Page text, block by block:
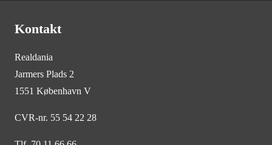
Kontakt
Realdania
Jarmers Plads 2
1551 København V
CVR-nr. 55 54 22 28